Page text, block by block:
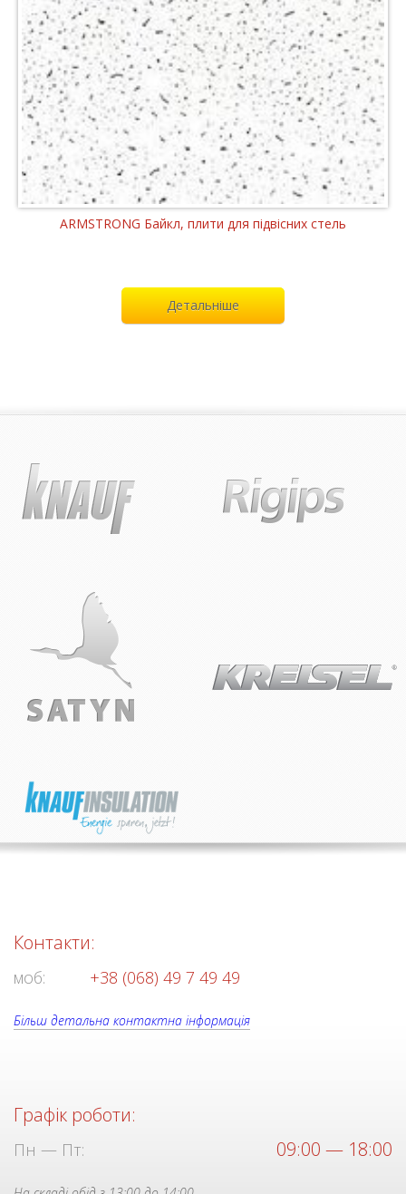
ARMSTRONG Байкл, плити для підвісних стель
Детальніше
Контакти:
моб: +38 (068) 49 7 49 49
Більш детальна контактна інформація
Графік роботи:
Пн — Пт: 09:00 — 18:00